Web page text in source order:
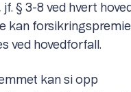
jf. § 3-8 ved hvert
kan forsikringspremie
ved hovedforfall.
kan si opp